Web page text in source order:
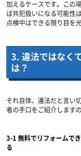
加えるケースです。この
ば共犯扱いになる可能性
点検中はできる限り目を
3. 違法ではなく
は？
それ自体、違法だと言い
者の手口をご紹介します
3-1無料でリフォームで
る